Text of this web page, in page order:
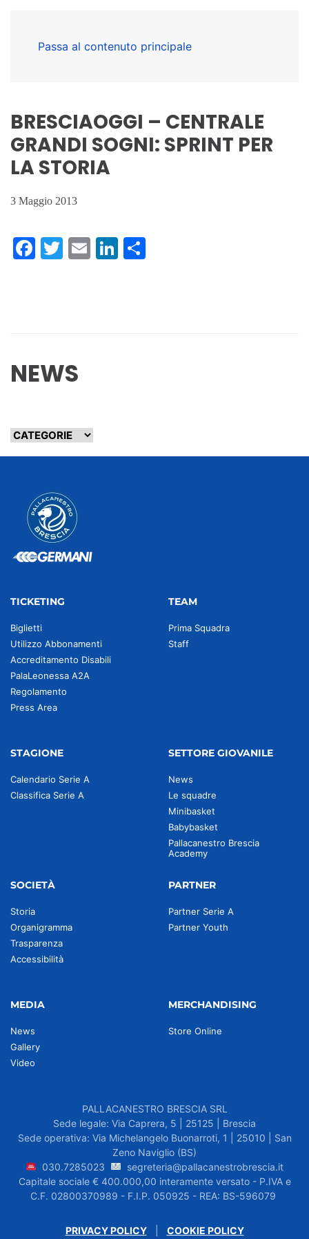
Passa al contenuto principale
BRESCIAOGGI – CENTRALE
GRANDI SOGNI: SPRINT PER
LA STORIA
3 Maggio 2013
Facebook
Twitter
EmailLinkedIn
NEWS
TICKETING
Biglietti
Utilizzo Abbonamenti
Accreditamento Disabili
PalaLeonessa A2A
Regolamento
Press Area
TEAM
Prima Squadra
Staff
STAGIONE
Calendario Serie A
Classifica Serie A
SETTORE GIOVANILE
News
Le squadre
Minibasket
Babybasket
Pallacanestro Brescia
Academy
SOCIETÀ
Storia
Organigramma
Trasparenza
Accessibilità
PARTNER
Partner Serie A
Partner Youth
MEDIA
News
Gallery
Video
MERCHANDISING
Store Online
PALLACANESTRO BRESCIA SRL
Sede legale: Via Caprera, 5 | 25125 | Brescia
Sede operativa: Via Michelangelo Buonarroti, 1 | 25010 | San
Zeno Naviglio (BS)
030.7285023
segreteria@pallacanestrobrescia.it
Capitale sociale € 400.000,00 interamente versato - P.IVA e
C.F. 02800370989 - F.I.P. 050925 - REA: BS-596079
PRIVACY POLICY| COOKIE POLICY